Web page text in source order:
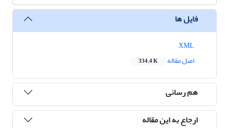
فایل ها
اصل مقاله
334.4 K
هم رسانی
ارجاع به این مقاله